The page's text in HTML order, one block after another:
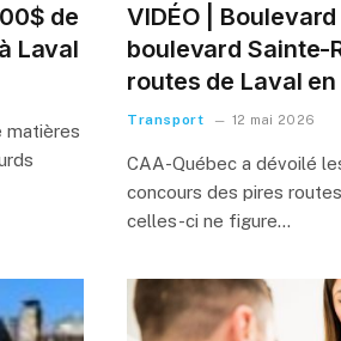
de
Laval
matières
VIDÉO | Boulevard
boulevard Sainte-
routes de Laval
Transport 12 mai 2026
CAA-Québec a dévoilé
concours des pires
celles-ci ne figure…